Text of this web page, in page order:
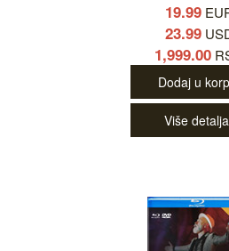
19.99
23.99
1,999.00
Dodaj u
Više detalja